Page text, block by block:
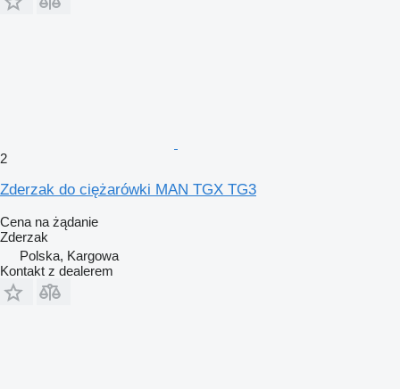
2
Zderzak do ciężarówki MAN TGX TG3
Cena na żądanie
Zderzak
Polska, Kargowa
Kontakt z dealerem